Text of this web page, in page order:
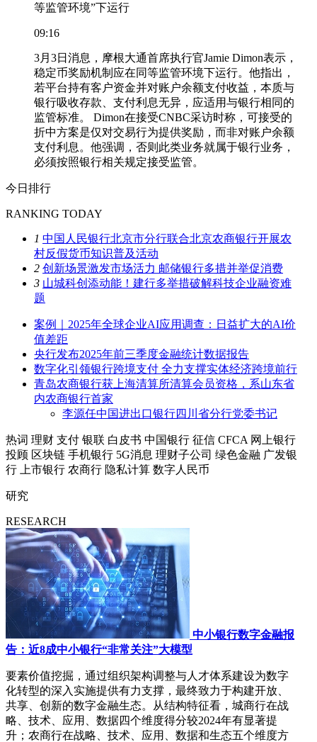
等监管环境”下运行
09:16
3月3日消息，摩根大通首席执行官Jamie Dimon表示，
稳定币奖励机制应在同等监管环境下运行。他指出，
若平台持有客户资金并对账户余额支付收益，本质与
银行吸收存款、支付利息无异，应适用与银行相同的
监管标准。 Dimon在接受CNBC采访时称，可接受的
折中方案是仅对交易行为提供奖励，而非对账户余额
支付利息。他强调，否则此类业务就属于银行业务，
必须按照银行相关规定接受监管。
今日排行
RANKING TODAY
1 中国人民银行北京市分行联合北京农商银行开展农
村反假货币知识普及活动
2 创新场景激发市场活力 邮储银行多措并举促消费
3 山城科创添动能！建行多举措破解科技企业融资难
题
案例｜2025年全球企业AI应用调查：日益扩大的AI价
值差距
央行发布2025年前三季度金融统计数据报告
数字化引领银行跨境支付 全力支撑实体经济跨境前行
青岛农商银行获上海清算所清算会员资格，系山东省
内农商银行首家
李源任中国进出口银行四川省分行党委书记
热词 理财 支付 银联 白皮书 中国银行 征信 CFCA 网上银行
投顾 区块链 手机银行 5G消息 理财子公司 绿色金融 广发银
行
上市银行 农商行 隐私计算 数字人民币
研究
RESEARCH
中小银行数字金融报
告：近8成中小银行“非常关注”大模型
要素价值挖掘，通过组织架构调整与人才体系建设为数字
化转型的深入实施提供有力支撑，最终致力于构建开放、
共享、创新的数字金融生态。从结构特征看，城商行在战
略、技术、应用、数据四个维度得分较2024年有显著提
升；农商行在战略、技术、应用、数据和生态五个维度方